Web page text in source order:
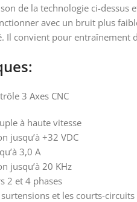
de la technologie ci-
avec un bruit plus
Il convient pour entraînement
3 Axes CNC
à haute vitesse
jusqu’à +32 VDC
3,0 A
jusqu’à 20 KHz
2 et 4 phases
et les courts-circuits